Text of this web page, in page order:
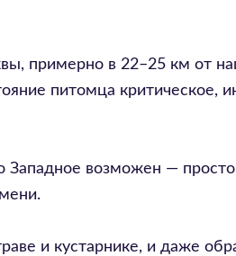
примерно в 22–25 км от
питомца критическое,
возможен —
и кустарнике, и даже